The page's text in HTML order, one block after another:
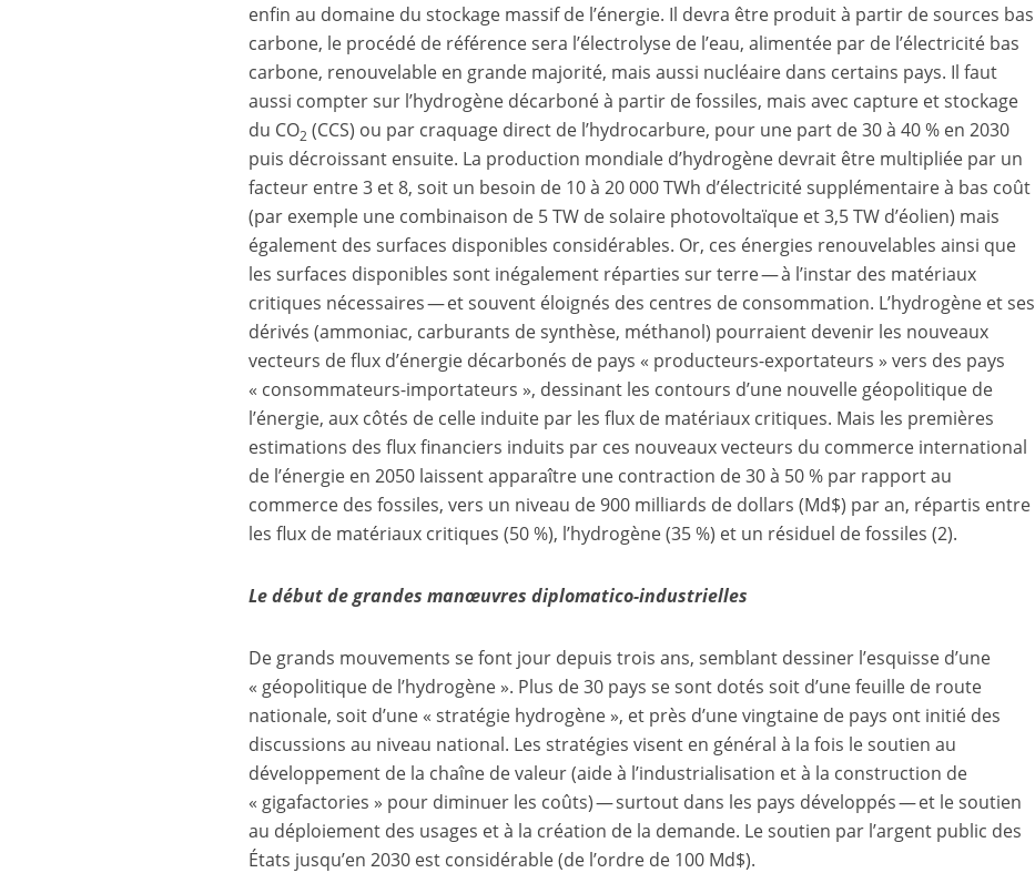
enfin au domaine du stockage massif de l’énergie. Il devra être produit à partir de sources bas
carbone, le procédé de référence sera l’électrolyse de l’eau, alimentée par de l’électricité bas
carbone, renouvelable en grande majorité, mais aussi nucléaire dans certains pays. Il faut
aussi compter sur l’hydrogène décarboné à partir de fossiles, mais avec capture et stockage
du CO2 (CCS) ou par craquage direct de l’hydrocarbure, pour une part de 30 à 40 % en 2030
puis décroissant ensuite. La production mondiale d’hydrogène devrait être multipliée par un
facteur entre 3 et 8, soit un besoin de 10 à 20 000 TWh d’électricité supplémentaire à bas coût
(par exemple une combinaison de 5 TW de solaire photovoltaïque et 3,5 TW d’éolien) mais
également des surfaces disponibles considérables. Or, ces énergies renouvelables ainsi que
les surfaces disponibles sont inégalement réparties sur terre — à l’instar des matériaux
critiques nécessaires — et souvent éloignés des centres de consommation. L’hydrogène et ses
dérivés (ammoniac, carburants de synthèse, méthanol) pourraient devenir les nouveaux
vecteurs de flux d’énergie décarbonés de pays « producteurs-exportateurs » vers des pays
« consommateurs-importateurs », dessinant les contours d’une nouvelle géopolitique de
l’énergie, aux côtés de celle induite par les flux de matériaux critiques. Mais les premières
estimations des flux financiers induits par ces nouveaux vecteurs du commerce international
de l’énergie en 2050 laissent apparaître une contraction de 30 à 50 % par rapport au
commerce des fossiles, vers un niveau de 900 milliards de dollars (Md$) par an, répartis entre
les flux de matériaux critiques (50 %), l’hydrogène (35 %) et un résiduel de fossiles(2).
Le début de grandes manœuvres diplomatico-industrielles
De grands mouvements se font jour depuis trois ans, semblant dessiner l’esquisse d’une
« géopolitique de l’hydrogène ». Plus de 30 pays se sont dotés soit d’une feuille de route
nationale, soit d’une « stratégie hydrogène », et près d’une vingtaine de pays ont initié des
discussions au niveau national. Les stratégies visent en général à la fois le soutien au
développement de la chaîne de valeur (aide à l’industrialisation et à la construction de
« gigafactories » pour diminuer les coûts) — surtout dans les pays développés — et le soutien
au déploiement des usages et à la création de la demande. Le soutien par l’argent public des
États jusqu’en 2030 est considérable (de l’ordre de 100 Md$).